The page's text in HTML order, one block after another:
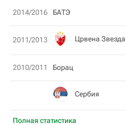
Полная статистика
2014/2016 БАТЭ
2011/2013 Црвена Звезда
2010/2011 Борац
Сербия